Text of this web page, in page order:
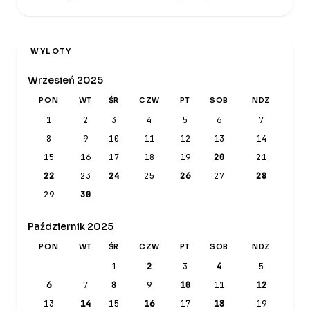
WYLOTY
Wrzesień 2025
PON WT ŚR CZW PT SOB NDZ
1 2 3 4 5 6
7
8
9 10 11 12 13
14
15
16 17 18 19 20
21
22
23 24 25 26 27
28
29
30
Październik 2025
PON WT ŚR CZW PT SOB NDZ
1 2 3 4
5
6
7 8 9 10 11
12
13
14 15 16 17 18
19